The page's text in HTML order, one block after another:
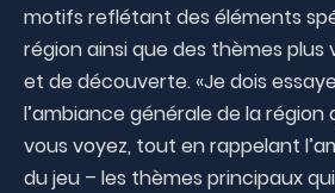
motifs reflétant des éléments
région ainsi que des thèmes plus
et de découverte. «Je dois
l’ambiance générale de la
vous voyez, tout en rappelant
du jeu – les thèmes principaux